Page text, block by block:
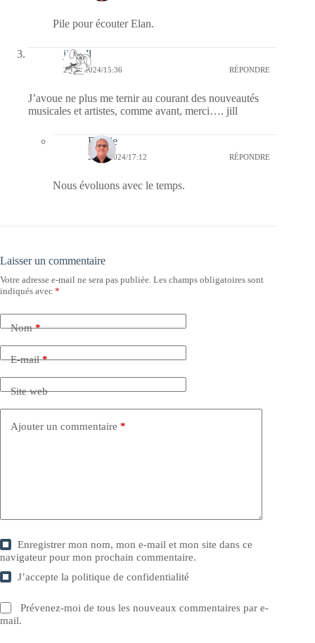
Pile pour écouter Elan.
jill bill
22/05/2024/15:36 RÉPONDRE
J’avoue ne plus me ternir au courant des nouveautés
musicales et artistes, comme avant, merci…. jill
Bernie
22/05/2024/17:12 RÉPONDRE
Nous évoluons avec le temps.
Laisser un commentaire
Votre adresse e-mail ne sera pas publiée. Les champs obligatoires sont
indiqués avec *
Nom*
E-mail*
Site web
Ajouter un commentaire *
Enregistrer mon nom, mon e-mail et mon site dans ce
navigateur pour mon prochain commentaire.
J’accepte lapolitique de confidentialité
Prévenez-moi de tous les nouveaux commentaires par e-
mail.